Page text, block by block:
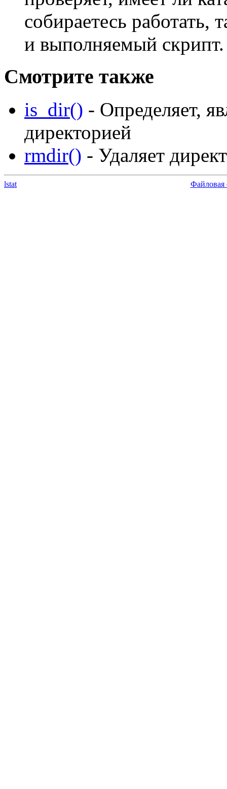
собираетесь работать,
и выполняемый скрипт.
Смотрите также
is_dir() - Определяет,
директорией
rmdir() - Удаляет
lstat Файловая